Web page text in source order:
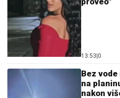
13:53 0
Bez
na
nakon